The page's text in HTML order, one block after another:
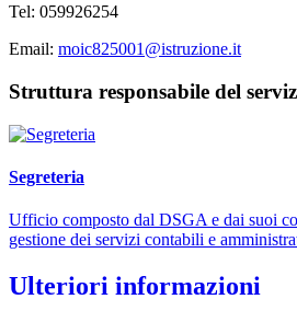
Tel: 059926254
Email: moic825001@istruzione.it
Struttura responsabile del
Segreteria
Ufficio composto dal DSGA e dai suoi
gestione dei servizi contabili e
Ulteriori informazioni